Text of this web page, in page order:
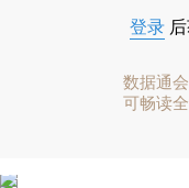
登录
数据通
可畅读